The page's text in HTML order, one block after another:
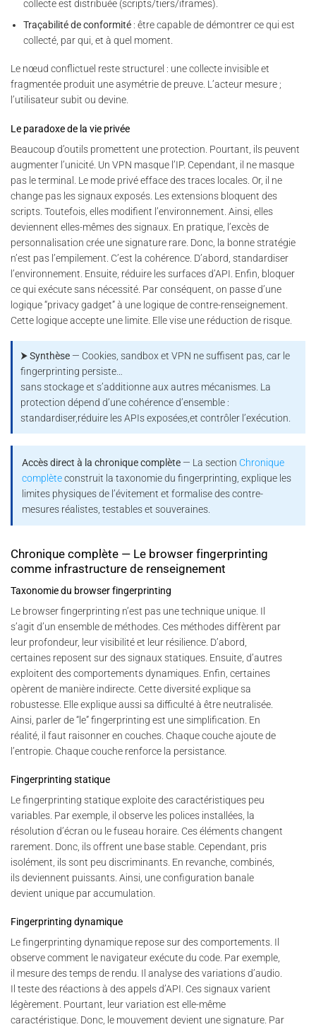
collecte est distribuée (scripts/tiers/iframes).
Traçabilité de conformité : être capable de démontrer ce qui est
collecté, par qui, et à quel moment.
Le nœud conflictuel reste structurel : une collecte invisible et
fragmentée produit une asymétrie de preuve. L’acteur mesure ;
l’utilisateur subit ou devine.
Le paradoxe de la vie privée
Beaucoup d’outils promettent une protection. Pourtant, ils peuvent
augmenter l’unicité. Un VPN masque l’IP. Cependant, il ne masque
pas le terminal. Le mode privé efface des traces locales. Or, il ne
change pas les signaux exposés. Les extensions bloquent des
scripts. Toutefois, elles modifient l’environnement. Ainsi, elles
deviennent elles-mêmes des signaux. En pratique, l’excès de
personnalisation crée une signature rare. Donc, la bonne stratégie
n’est pas l’empilement. C’est la cohérence. D’abord, standardiser
l’environnement. Ensuite, réduire les surfaces d’API. Enfin, bloquer
ce qui exécute sans nécessité. Par conséquent, on passe d’une
logique “privacy gadget” à une logique de contre-renseignement.
Cette logique accepte une limite. Elle vise une réduction de risque.
⮞ Synthèse— Cookies, sandbox et VPN ne suffisent pas, car le
fingerprinting persiste…
sans stockage et s’additionne aux autres mécanismes. La
protection dépend d’une cohérence d’ensemble :
standardiser,réduire les APIs exposées,et contrôler l’exécution.
Accès direct à la chronique complète— La section Chronique
complèteconstruit la taxonomie du fingerprinting, explique les
limites physiques de l’évitement et formalise des contre-
mesures réalistes, testables et souveraines.
Chronique complète — Le browser fingerprinting
comme infrastructure de renseignement
Taxonomie du browser fingerprinting
Le browser fingerprinting n’est pas une technique unique. Il
s’agit d’un ensemble de méthodes. Ces méthodes diffèrent par
leur profondeur, leur visibilité et leur résilience. D’abord,
certaines reposent sur des signaux statiques. Ensuite, d’autres
exploitent des comportements dynamiques. Enfin, certaines
opèrent de manière indirecte. Cette diversité explique sa
robustesse. Elle explique aussi sa difficulté à être neutralisée.
Ainsi, parler de “le” fingerprinting est une simplification. En
réalité, il faut raisonner en couches. Chaque couche ajoute de
l’entropie. Chaque couche renforce la persistance.
Fingerprinting statique
Le fingerprinting statique exploite des caractéristiques peu
variables. Par exemple, il observe les polices installées, la
résolution d’écran ou le fuseau horaire. Ces éléments changent
rarement. Donc, ils offrent une base stable. Cependant, pris
isolément, ils sont peu discriminants. En revanche, combinés,
ils deviennent puissants. Ainsi, une configuration banale
devient unique par accumulation.
Fingerprinting dynamique
Le fingerprinting dynamique repose sur des comportements. Il
observe comment le navigateur exécute du code. Par exemple,
il mesure des temps de rendu. Il analyse des variations d’audio.
Il teste des réactions à des appels d’API. Ces signaux varient
légèrement. Pourtant, leur variation est elle-même
caractéristique. Donc, le mouvement devient une signature. Par